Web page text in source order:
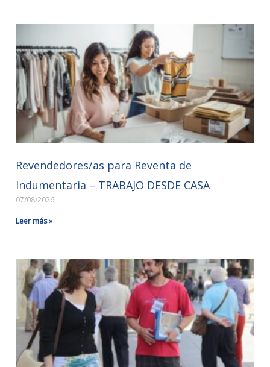
Revendedores/as para Reventa de
Indumentaria – TRABAJO DESDE CASA
07/08/2026
Leer más »